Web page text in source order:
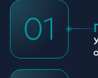
01